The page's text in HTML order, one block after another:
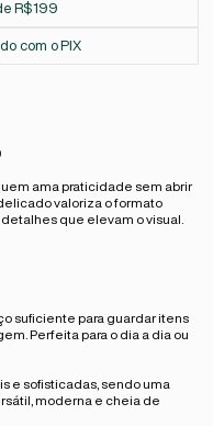
R$199
com o PIX
ama praticidade sem abrir
valoriza o formato
que elevam o visual.
suficiente para guardar itens
Perfeita para o dia a dia ou
e sofisticadas, sendo uma
moderna e cheia de